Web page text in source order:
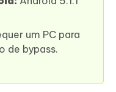
um PC para
de bypass.